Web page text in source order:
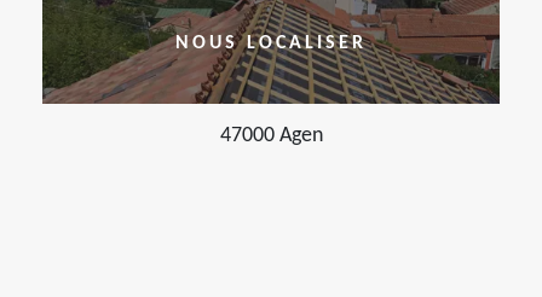
NOUS LOCALISER
47000 Agen